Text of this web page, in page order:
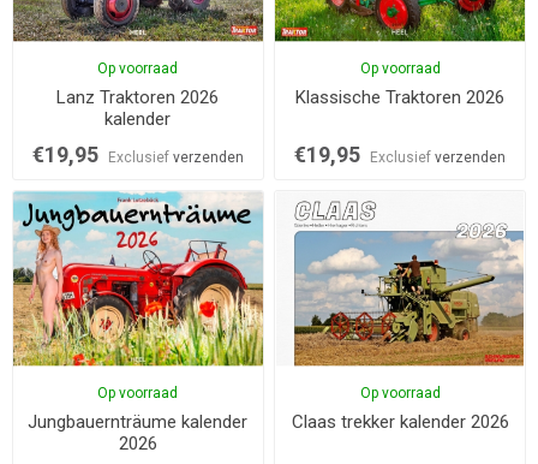
Op voorraad
Lanz Traktoren 2026
kalender
€19,95 Exclusief verzenden
Op voorraad
Klassische Traktoren 2026
€19,95 Exclusiefverzenden
Op voorraad
Jungbauernträume kalender
2026
Op voorraad
Claas trekker kalender 2026